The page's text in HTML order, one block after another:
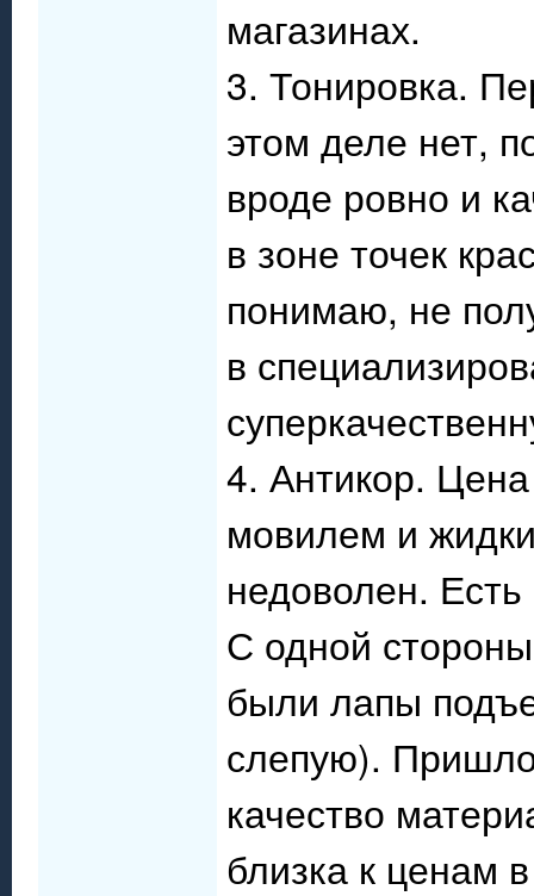
магазинах.
3. Тонировка.
этом деле нет,
вроде ровно и
в зоне точек
понимаю, не
в
4. Антикор.
мовилем и
недоволен.
С одной
были лапы
слепую).
качество
близка к ценам